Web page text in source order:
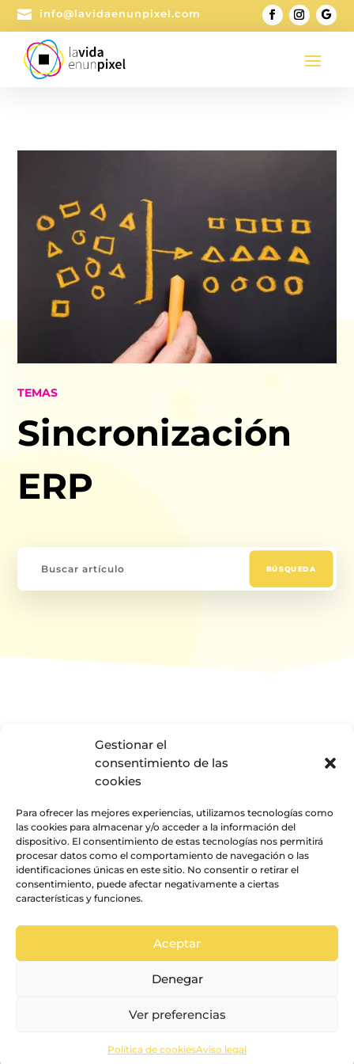
Gestionar el
consentimiento de las
cookies
Para ofrecer las mejores experiencias, utilizamos tecnologías como
las cookies para almacenar y/o acceder a la información del
dispositivo. El consentimiento de estas tecnologías nos permitirá
procesar datos como el comportamiento de navegación o las
identificaciones únicas en este sitio. No consentir o retirar el
consentimiento, puede afectar negativamente a ciertas
características y funciones.
Aceptar
Denegar
Ver preferencias
Política de cookiesAviso legal
 info@lavidaenunpixel.com
TEMAS
Sincronización
ERP
No se encontraron resultados
La página solicitada no pudo encontrarse. Trate
de perfeccionar su búsqueda o utilice la
navegación para localizar la entrada.
© La vida en un pixel
Condiciones